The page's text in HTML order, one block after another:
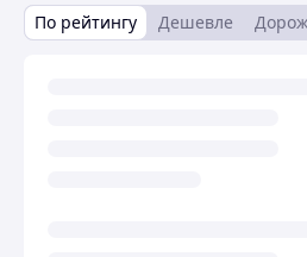
По рейтингу Дешевле